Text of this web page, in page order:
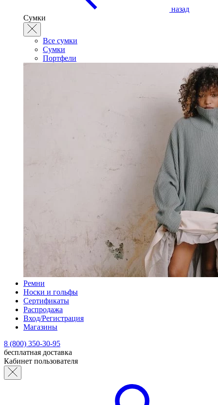
назад
Сумки
Все сумки
Сумки
Портфели
Ремни
Носки и гольфы
Сертификаты
Распродажа
Вход/Регистрация
Магазины
8 (800) 350-30-95
бесплатная доставка
Кабинет пользователя